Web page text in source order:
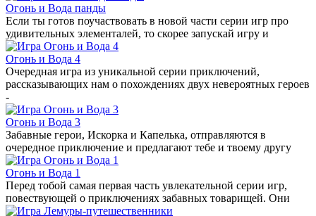
Огонь и Вода панды
Если ты готов поучаствовать в новой части серии игр про
удивительных элементалей, то скорее запускай игру и
Огонь и Вода 4
Очередная игра из уникальной серии приключений,
рассказывающих нам о похождениях двух невероятных героев
-
Огонь и Вода 3
Забавные герои, Искорка и Капелька, отправляются в
очередное приключение и предлагают тебе и твоему другу
Огонь и Вода 1
Перед тобой самая первая часть увлекательной серии игр,
повествующей о приключениях забавных товарищей. Они